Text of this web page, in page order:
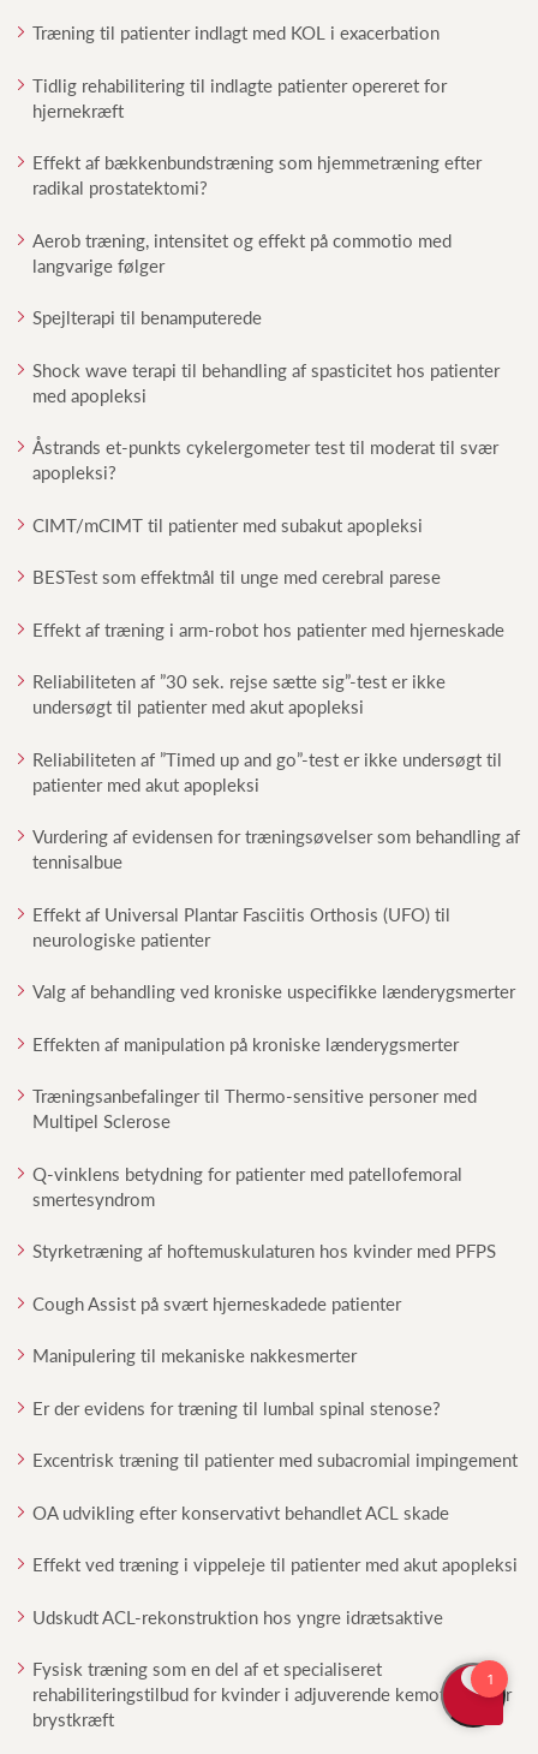
Træning til patienter indlagt med KOL i exacerbation
Tidlig rehabilitering til indlagte patienter opereret for
hjernekræft
Effekt af bækkenbundstræning som hjemmetræning efter
radikal prostatektomi?
Aerob træning, intensitet og effekt på commotio med
langvarige følger
Spejlterapi til benamputerede
Shock wave terapi til behandling af spasticitet hos patienter
med apopleksi
Åstrands et-punkts cykelergometer test til moderat til svær
apopleksi?
CIMT/mCIMT til patienter med subakut apopleksi
BESTest som effektmål til unge med cerebral parese
Effekt af træning i arm-robot hos patienter med hjerneskade
Reliabiliteten af ”30 sek. rejse sætte sig”-test er ikke
undersøgt til patienter med akut apopleksi
Reliabiliteten af ”Timed up and go”-test er ikke undersøgt til
patienter med akut apopleksi
Vurdering af evidensen for træningsøvelser som behandling af
tennisalbue
Effekt af Universal Plantar Fasciitis Orthosis (UFO) til
neurologiske patienter
Valg af behandling ved kroniske uspecifikke lænderygsmerter
Effekten af manipulation på kroniske lænderygsmerter
Træningsanbefalinger til Thermo-sensitive personer med
Multipel Sclerose
Q-vinklens betydning for patienter med patellofemoral
smertesyndrom
Styrketræning af hoftemuskulaturen hos kvinder med PFPS
Cough Assist på svært hjerneskadede patienter
Manipulering til mekaniske nakkesmerter
Er der evidens for træning til lumbal spinal stenose?
Excentrisk træning til patienter med subacromial impingement
OA udvikling efter konservativt behandlet ACL skade
Effekt ved træning i vippeleje til patienter med akut apopleksi
Udskudt ACL-rekonstruktion hos yngre idrætsaktive
Fysisk træning som en del af et specialiseret
rehabiliteringstilbud for kvinder i adjuverende kemoterapi for
brystkræft